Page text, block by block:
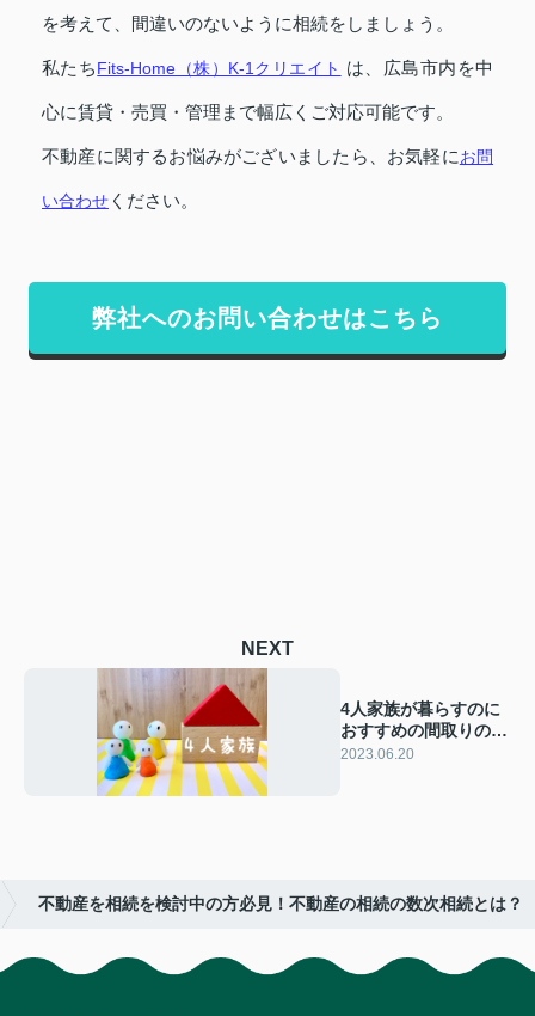
を考えて、間違いのないように相続をしましょう。
私たちFits-Home（株）K-1クリエイト は、広島市内を中
心に賃貸・売買・管理まで幅広くご対応可能です。
不動産に関するお悩みがございましたら、お気軽にお問
い合わせ ください。
弊社へのお問い合わせはこちら
NEXT
4人家族が暮らすのに
おすすめの間取りの特
徴を比較！
2023.06.20
不動産を相続を検討中の方必見！不動産の相続の数次相続とは？